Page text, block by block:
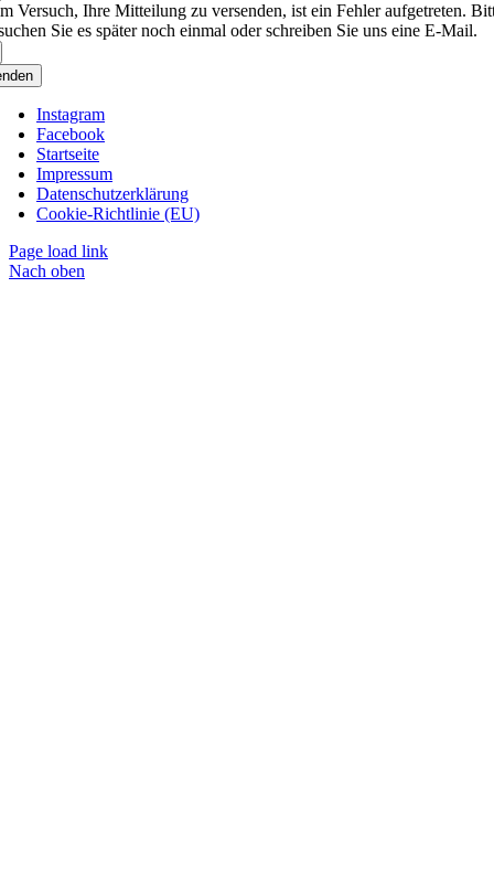
Versuch, Ihre Mitteilung zu versenden, ist ein Fehler aufgetreten.
Sie es später noch einmal oder schreiben Sie uns eine E-Mail.
Instagram
Facebook
Startseite
Impressum
Datenschutzerklärung
Cookie-Richtlinie (EU)
Page load link
Nach oben